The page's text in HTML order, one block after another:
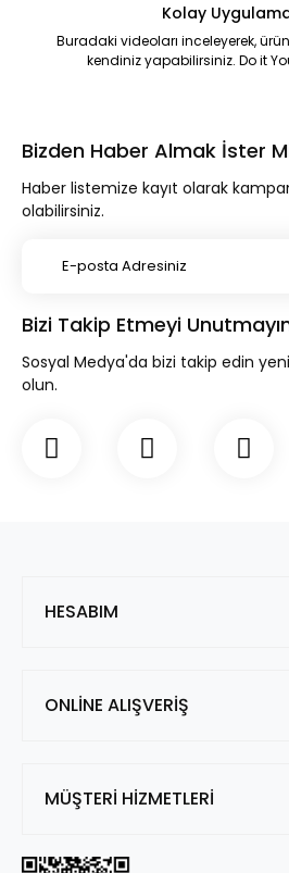
Kolay
Buradaki videoları inceleyerek,
kendiniz yapabilirsiniz. Do it
Bizden Haber Almak İster
Haber listemize kayıt olarak
olabilirsiniz.
Bizi Takip Etmeyi
Sosyal Medya'da bizi takip edin
olun.
HESABIM
ONLİNE ALIŞVERİŞ
MÜŞTERİ HİZMETLERİ